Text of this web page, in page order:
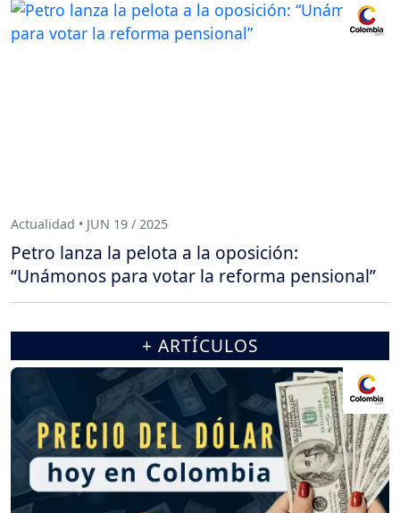
Actualidad • JUN 19 / 2025
Petro lanza la pelota a la oposición:
“Unámonos para votar la reforma pensional”
+ ARTÍCULOS